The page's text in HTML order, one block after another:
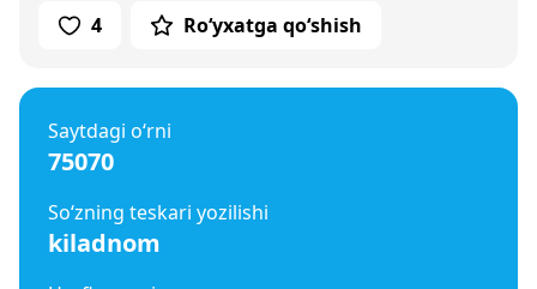
4 Ro‘yxatga qo‘shish
Saytdagi o‘rni
75070
So‘zning teskari yozilishi
kiladnom